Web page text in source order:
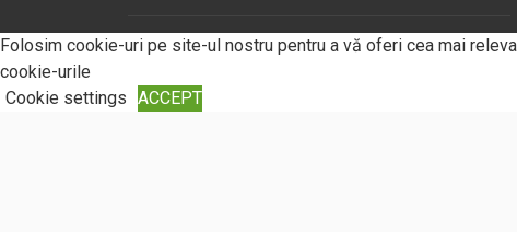
Riscuri legate de expunerea la vibrații
Folosim cookie-uri pe site-ul nostru pentru a vă oferi cea mai
cookie-urile
Cookie settings ACCEPT